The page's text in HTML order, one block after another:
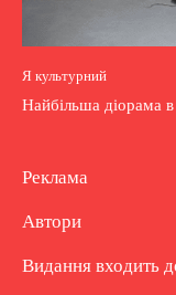
Я культурний
Найбільша діорама
Реклама
Автори
Видання входить